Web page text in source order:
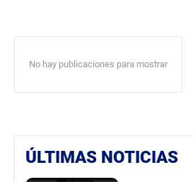
No hay publicaciones para mostrar
ÚLTIMAS NOTICIAS